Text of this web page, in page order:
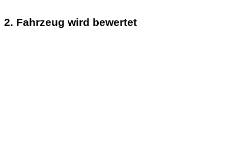
2. Fahrzeug wird bewertet